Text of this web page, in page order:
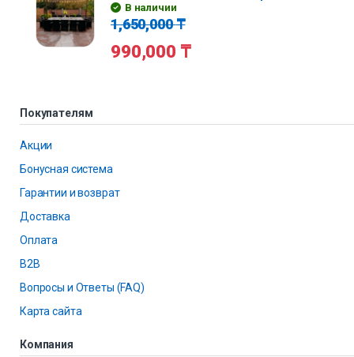
В наличии
1,650,000₸
990,000 ₸
Покупателям
Акции
Бонусная система
Гарантии и возврат
Доставка
Оплата
B2B
Вопросы и Ответы (FAQ)
Карта сайта
Компания